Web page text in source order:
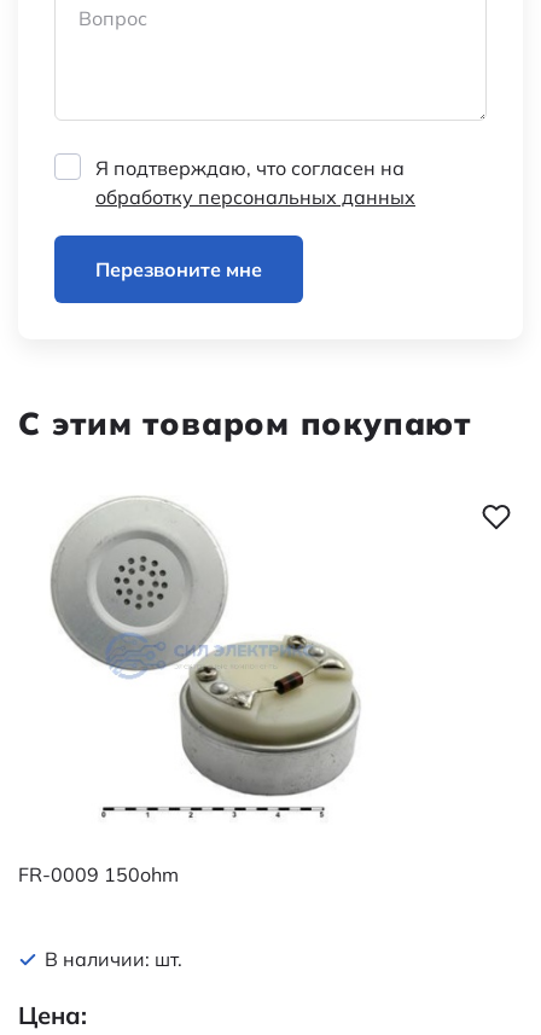
Вопрос
Я подтверждаю, что согласен на
обработку персональных данных
Перезвоните мне
С этим товаром покупают
FR-0009 150ohm
В наличии: шт.
Цена: